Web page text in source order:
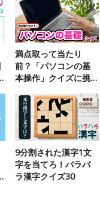
満点取って当たり
前？「パソコンの基
本操作」クイズに挑
9分割された漢字1文
字を当てろ！バラバ
ラ漢字クイズ30